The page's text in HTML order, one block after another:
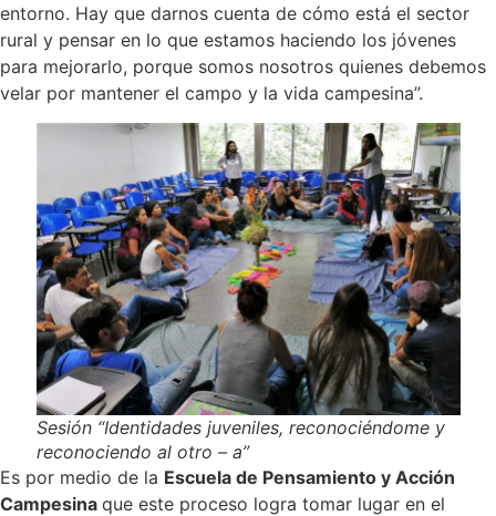
entorno. Hay que darnos cuenta de cómo está el sector
rural y pensar en lo que estamos haciendo los jóvenes
para mejorarlo, porque somos nosotros quienes debemos
velar por mantener el campo y la vida campesina”.
Sesión “Identidades juveniles, reconociéndome y
reconociendo al otro – a”
Es por medio de la Escuela de Pensamiento y Acción
Campesina que este proceso logra tomar lugar en el